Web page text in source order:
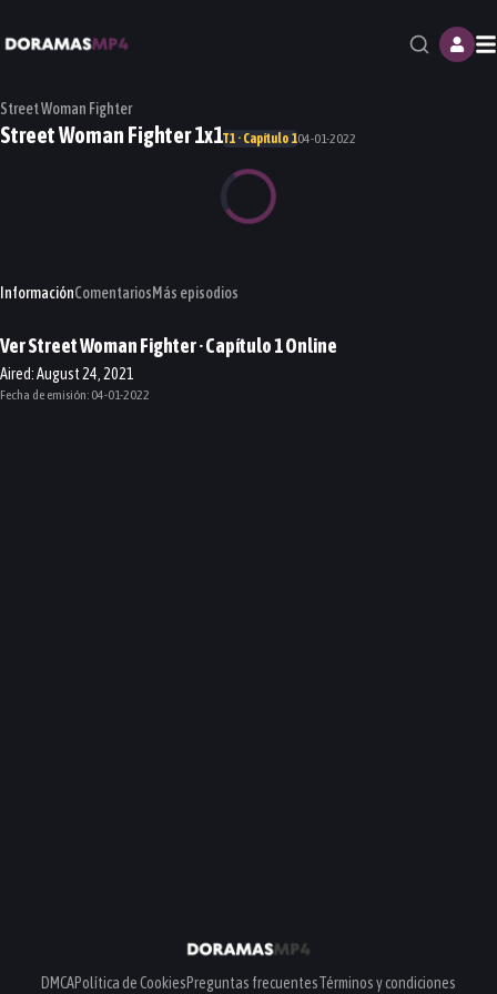
Street Woman Fighter
Street Woman Fighter 1x1T1 · Capítulo 104-01-2022
InformaciónComentariosMás episodios
VerStreet Woman Fighter· Capítulo1Online
Aired: August 24, 2021
Fecha de emisión: 04-01-2022
DMCAPolítica de CookiesPreguntas frecuentesTérminos y condiciones